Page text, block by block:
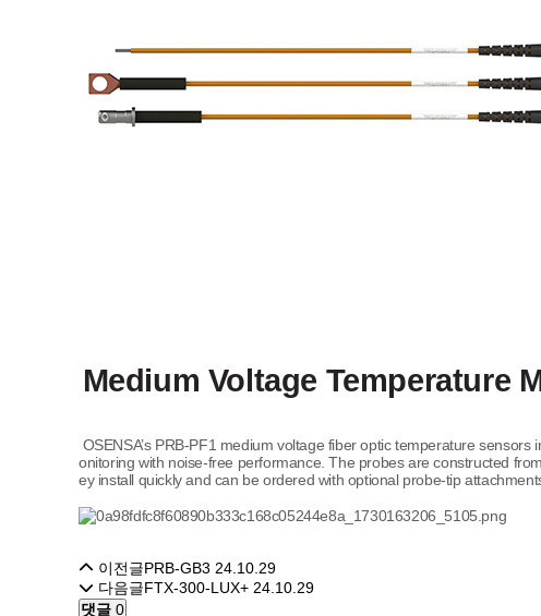
Medium Voltage Temperature
OSENSA’s PRB-PF1 medium voltage fiber optic temperature
onitoring with noise-free performance. The probes are constructed
ey install quickly and can be ordered with optional probe-tip
이전글PRB-GB3 24.10.29
다음글FTX-300-LUX+ 24.10.29
댓글 0